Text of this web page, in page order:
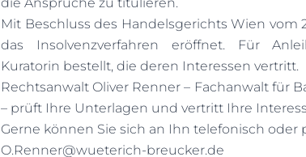
Mit Beschluss des Handelsgerichts Wien vom
das Insolvenzverfahren eröffnet. Für
Kuratorin bestellt, die deren Interessen vertritt.
Rechtsanwalt Oliver Renner – Fachanwalt für
– prüft Ihre Unterlagen und vertritt Ihre
Gerne können Sie sich an Ihn telefonisch oder
O.Renner@wueterich-breucker.de